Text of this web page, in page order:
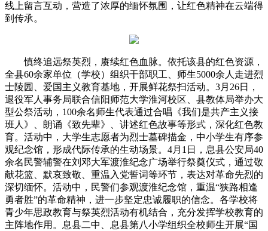
线上留言互动，营造了浓厚的缅怀氛围，让红色精神在云端得
到传承。
慎终追远祭英烈，赓续红色血脉。依托该县的红色资源，
全县60余家单位（学校）组织干部职工、师生5000余人走进烈
士陵园、爱国主义教育基地，开展鲜花祭扫活动。3月26日，
退役军人事务局联合信阳师范大学淮河校区、县教体局举办大
型公祭活动，100余名师生代表通过合唱《我们是共产主义接
班人》、朗诵《致先辈》、讲述红色故事等形式，深化红色教
育。活动中，大学生志愿者为烈士墓碑描金，中小学生有序参
观纪念馆，形成代际传承的生动场景。4月1日，息县公安局40
余名民警辅警在刘邓大军渡淮纪念广场举行祭奠仪式，通过敬
献花篮、默哀致敬、重温入党誓词等环节，表达对革命先烈的
深切缅怀。活动中，民警们参观渡淮纪念馆，重温“狭路相逢
勇者胜”的革命精神，进一步坚定忠诚履职的信念。各学校将
青少年思政教育与祭英烈活动有机结合，充分发挥学校教育的
主阵地作用。息县二中、息县第八小学组织全校师生开展“国